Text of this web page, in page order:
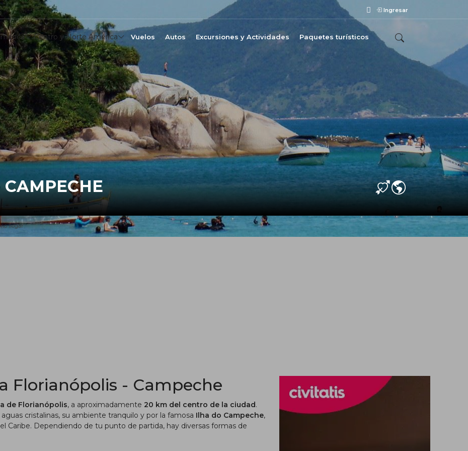
Ingresar
Centro y Norte América Vuelos Autos Excursiones y Actividades Paquetes turísticos
llegar
Florianópolis - Campeche
de Florianópolis, a aproximadamente 20 km del centro de la ciudad.
cristalinas, su ambiente tranquilo y por la famosa Ilha do Campeche,
Caribe. Dependiendo de tu punto de partida, hay diversas formas de